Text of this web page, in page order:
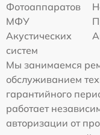
Фотоаппаратов
МФУ
Акустических
систем
Мы занимаемся
обслуживанием
гарантийного
работает
авторизации от